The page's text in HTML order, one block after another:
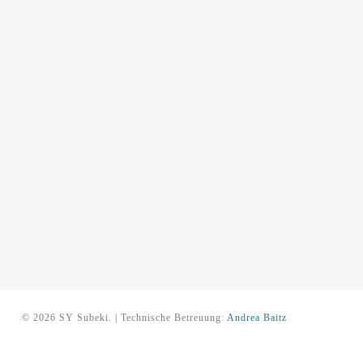
© 2026 SY Subeki. | Technische Betreuung: Andrea Baitz